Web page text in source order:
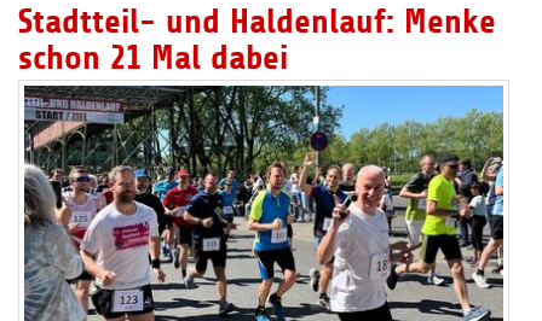
Stadtteil- und Haldenlauf: Menke
schon 21 Mal dabei